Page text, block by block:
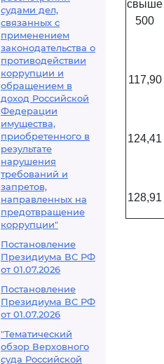
судами дел,
связанных с
применением
законодательства о
противодействии
коррупции и
обращением в
доход Российской
Федерации
имущества,
приобретенного в
результате
нарушения
требований и
запретов,
направленных на
предотвращение
коррупции"
Постановление
Президиума ВС РФ
от 01.07.2026
Постановление
Президиума ВС РФ
от 01.07.2026
"Тематический
обзор Верховного
суда Российской
свыше
500
117,90
124,41
128,91